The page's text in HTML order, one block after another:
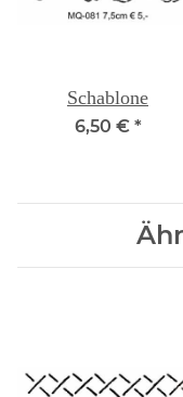
Schablone
6,50 € *